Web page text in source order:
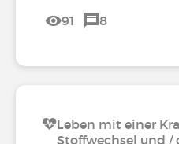
91 8
Leben mit einer
Stoffwechsel und